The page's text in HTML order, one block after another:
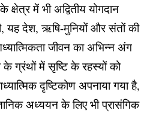
क्षेत्र में भी अद्वितीय योगदान
यह देश, ऋषि-मुनियों और संतों की
जीवन का अभिन्न अंग
के ग्रंथों में सृष्टि के रहस्यों को
दृष्टिकोण अपनाया गया है,
अध्ययन के लिए भी प्रासंगिक